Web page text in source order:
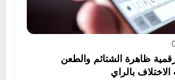
ظاهرة الشتائم والطعن
بالراي